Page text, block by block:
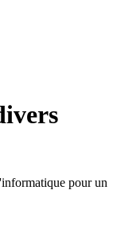
pour un